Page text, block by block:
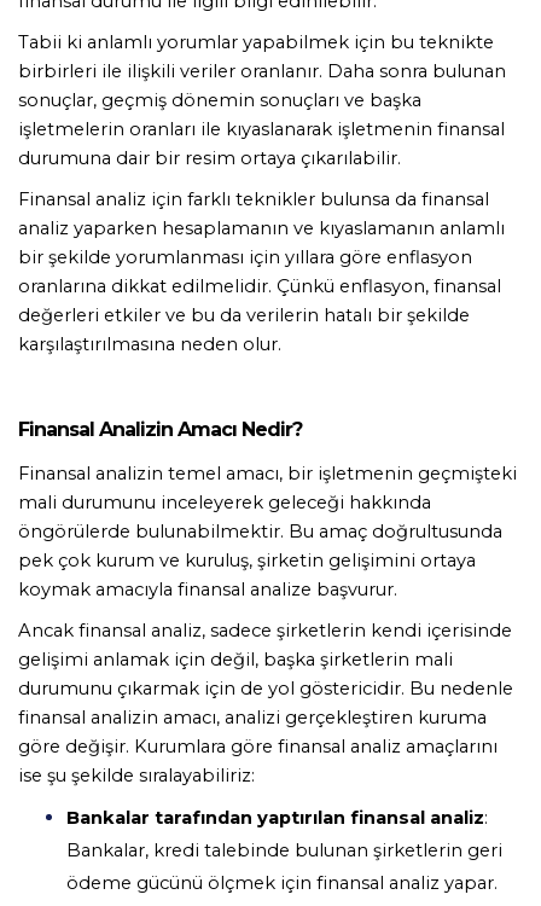
Tabii ki anlamlı yorumlar yapabilmek için bu teknikte
birbirleri ile ilişkili veriler oranlanır. Daha sonra bulunan
sonuçlar, geçmiş dönemin sonuçları ve başka
işletmelerin oranları ile kıyaslanarak işletmenin finansal
durumuna dair bir resim ortaya çıkarılabilir.
Finansal analiz için farklı teknikler bulunsa da finansal
analiz yaparken hesaplamanın ve kıyaslamanın anlamlı
bir şekilde yorumlanması için yıllara göre enflasyon
oranlarına dikkat edilmelidir. Çünkü enflasyon, finansal
değerleri etkiler ve bu da verilerin hatalı bir şekilde
karşılaştırılmasına neden olur.
Finansal Analizin Amacı Nedir?
Finansal analizin temel amacı, bir işletmenin geçmişteki
mali durumunu inceleyerek geleceği hakkında
öngörülerde bulunabilmektir. Bu amaç doğrultusunda
pek çok kurum ve kuruluş, şirketin gelişimini ortaya
koymak amacıyla finansal analize başvurur.
Ancak finansal analiz, sadece şirketlerin kendi içerisinde
gelişimi anlamak için değil, başka şirketlerin mali
durumunu çıkarmak için de yol göstericidir. Bu nedenle
finansal analizin amacı, analizi gerçekleştiren kuruma
göre değişir. Kurumlara göre finansal analiz amaçlarını
ise şu şekilde sıralayabiliriz:
Bankalar tarafından yaptırılan finansal analiz:
Bankalar, kredi talebinde bulunan şirketlerin geri
ödeme gücünü ölçmek için finansal analiz yapar.